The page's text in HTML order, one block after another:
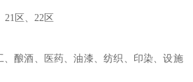
21区、22区
、酿酒、医药、油漆、纺织、印染、设施